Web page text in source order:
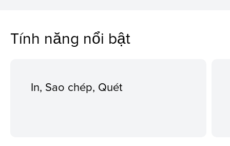
Tính năng nổi bật
In, Sao chép, Quét